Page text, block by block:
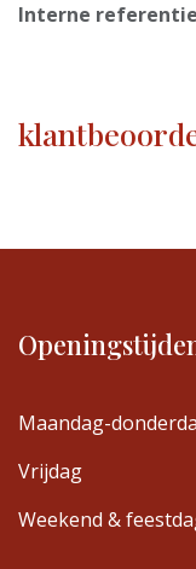
Interne
Maandag-
Vrijdag
Weekend &